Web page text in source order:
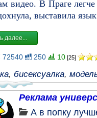
видео. В Праге
выставила
далее...
72540 250 10 [25]
, бисексуалка,
Реклама
А в попку